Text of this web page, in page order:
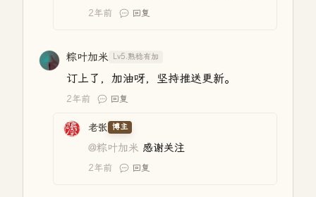
2年前 回复
粽叶加米 Lv5.熟稔有加
订上了，加油呀，坚持推送更新。
2年前 回复
老张 博主
@粽叶加米 感谢关注
2年前 回复